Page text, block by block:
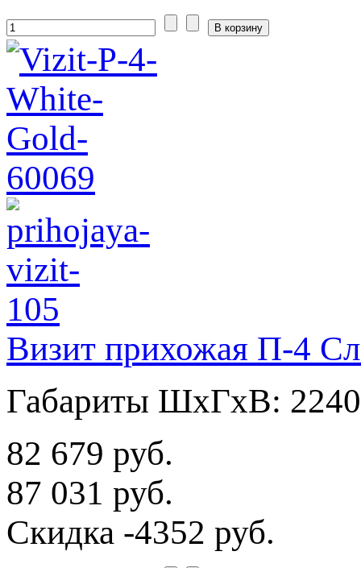
Визит прихожая П-4
Габариты ШхГхВ:
82 679 руб.
87 031 руб.
Скидка -4352 руб.